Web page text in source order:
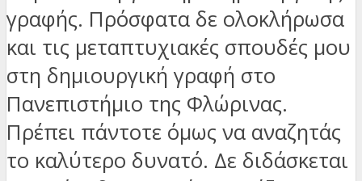
γραφής. Πρόσφατα δε ολοκλήρωσα
και τις μεταπτυχιακές σπουδές μου
στη δημιουργική γραφή στο
Πανεπιστήμιο της Φλώρινας.
Πρέπει πάντοτε όμως να αναζητάς
το καλύτερο δυνατό. Δε διδάσκεται